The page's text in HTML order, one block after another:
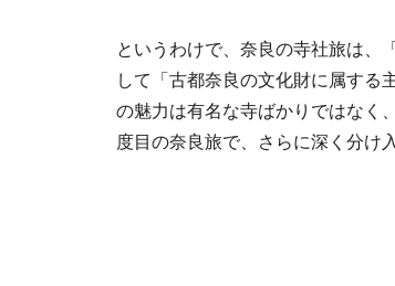
というわけで、奈良の寺社旅は、
して「古都奈良の文化財に属する
の魅力は有名な寺ばかりではなく
度目の奈良旅で、さらに深く分け